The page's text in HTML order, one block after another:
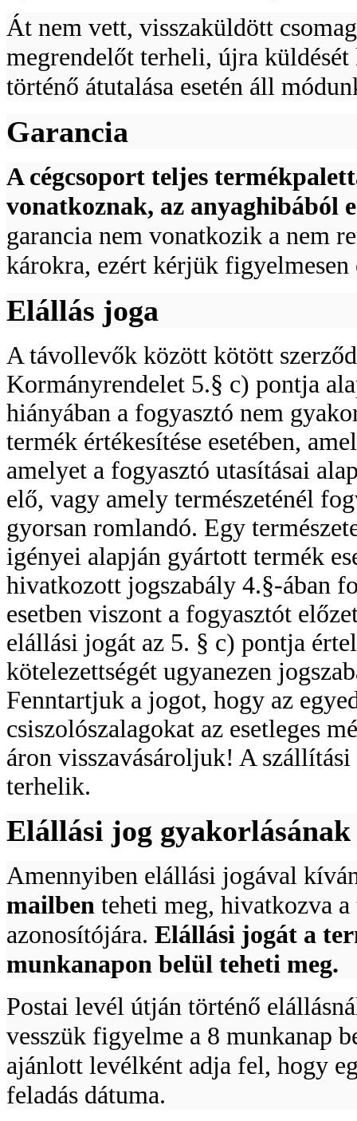
Át nem vett, visszaküldött
megrendelőt terheli, újra
történő átutalása esetén áll
Garancia
A cégcsoport teljes
vonatkoznak, az anyaghibából
garancia nem vonatkozik a nem
károkra, ezért kérjük
Elállás joga
A távollevők között kötött
Kormányrendelet 5.§ c) pontja
hiányában a fogyasztó nem
termék értékesítése esetében,
amelyet a fogyasztó utasításai
elő, vagy amely természeténél
gyorsan romlandó. Egy
igényei alapján gyártott termék
hivatkozott jogszabály 4.§-ában
esetben viszont a fogyasztót
elállási jogát az 5. § c) pontja
kötelezettségét ugyanezen
Fenntartjuk a jogot, hogy az
csiszolószalagokat az esetleges
áron visszavásároljuk! A
terhelik.
Elállási jog gyakorlásának
Amennyiben elállási jogával
mailben teheti meg, hivatkozva a
azonosítójára. Elállási jogát a
munkanapon belül teheti meg.
Postai levél útján történő
vesszük figyelme a 8 munkanap
ajánlott levélként adja fel, hogy
feladás dátuma.
BAHCO Metszőolló
PG-12
BAHCO RACSNIS
CSAVARHÚZÓ
BEHAJTÓHEGYEKKELEL
dugókulcsfej készlet
53-részes